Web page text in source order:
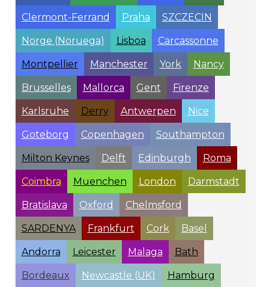
Clermont-Ferrand Praha SZCZECIN
Norge (Noruega) Lisboa Carcassonne
Montpellier Manchester York Nancy
Brusselles Mallorca Gent Firenze
Karlsruhe Derry Antwerpen Nice
Goteborg Copenhagen Southampton
Milton Keynes Delft Edinburgh Roma
Coimbra Muenchen London Darmstadt
Bratislava Oxford Chelmsford
SARDENYA Frankfurt Cork Basel
Andorra Leicester Malaga Bath
Bordeaux Newcastle (UK) Hamburg